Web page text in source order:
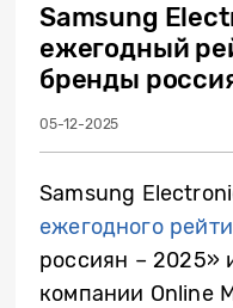
Samsung
ежегодный
бренды
05-12-2025
Samsung
ежегодного
россиян – 2025»
компании Online